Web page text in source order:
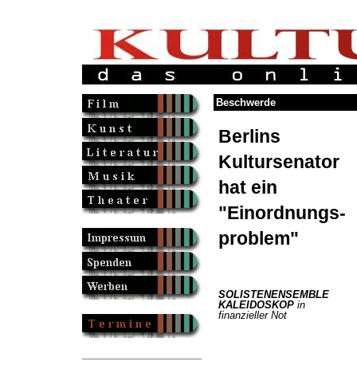
Beschwerde
Berlins
Kultursenator
hat ein
"Einordnungs-
problem"
SOLISTENENSEMBLE
KALEIDOSKOPin
finanzieller Not